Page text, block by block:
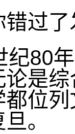
过
纪80
是
位
。